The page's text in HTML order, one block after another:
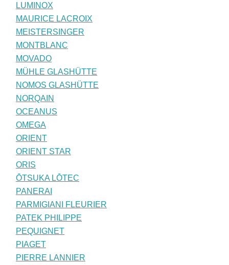
LUMINOX
MAURICE LACROIX
MEISTERSINGER
MONTBLANC
MOVADO
MÜHLE GLASHÜTTE
NOMOS GLASHÜTTE
NORQAIN
OCEANUS
OMEGA
ORIENT
ORIENT STAR
ORIS
ŌTSUKA LŌTEC
PANERAI
PARMIGIANI FLEURIER
PATEK PHILIPPE
PEQUIGNET
PIAGET
PIERRE LANNIER